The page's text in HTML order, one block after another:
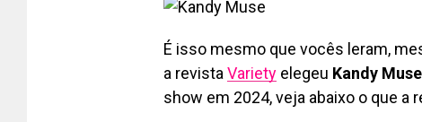
É isso mesmo que vocês leram,
a revista Variety elegeu Kandy Muse
show em 2024, veja abaixo o que a